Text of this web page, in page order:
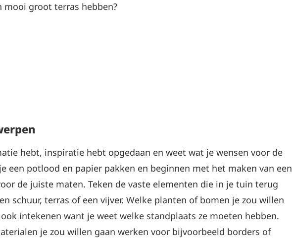
mooi groot terras hebben?
hebt, inspiratie hebt opgedaan en weet wat je wensen voor de
een potlood en papier pakken en beginnen met het maken van een
de juiste maten. Teken de vaste elementen die in je tuin terug
schuur, terras of een vijver. Welke planten of bomen je zou willen
intekenen want je weet welke standplaats ze moeten hebben.
je zou willen gaan werken voor bijvoorbeeld borders of